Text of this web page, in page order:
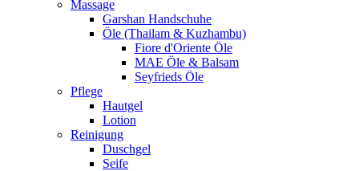
Massage
Garshan Handschuhe
Öle (Thailam & Kuzhambu)
Fiore d'Oriente Öle
MAE Öle & Balsam
Seyfrieds Öle
Pflege
Hautgel
Lotion
Reinigung
Duschgel
Seife